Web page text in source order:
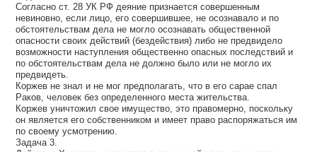
Согласно ст. 28 УК РФ деяние признается совершенным
невиновно, если лицо, его совершившее, не осознавало и по
обстоятельствам дела не могло осознавать общественной
опасности своих действий (бездействия) либо не предвидело
возможности наступления общественно опасных последствий и
по обстоятельствам дела не должно было или не могло их
предвидеть.
Коржев не знал и не мог предполагать, что в его сарае спал
Раков, человек без определенного места жительства.
Коржев уничтожил свое имущество, это правомерно, поскольку
он является его собственником и имеет право распоряжаться им
по своему усмотрению.
Задача 3.